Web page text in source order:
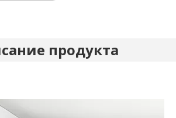
продукта